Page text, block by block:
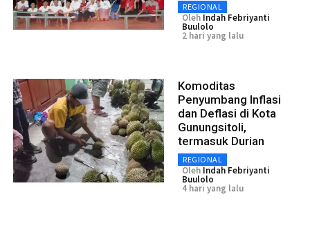
REGIONAL
Oleh Indah Febriyanti
Buulolo
2 hari yang lalu
Komoditas
Penyumbang Inflasi
dan Deflasi di Kota
Gunungsitoli,
termasuk Durian
REGIONAL
Oleh Indah Febriyanti
Buulolo
4 hari yang lalu